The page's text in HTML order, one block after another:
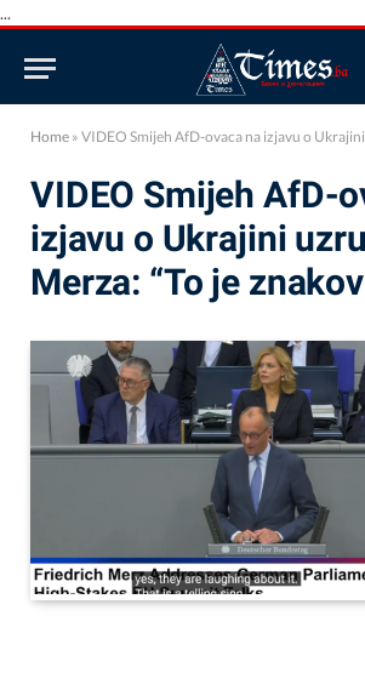
...
Home » VIDEO Smijeh AfD-ovaca na izjavu o Ukrajini
VIDEO Smijeh AfD-
izjavu o Ukrajini
Merza: “To je